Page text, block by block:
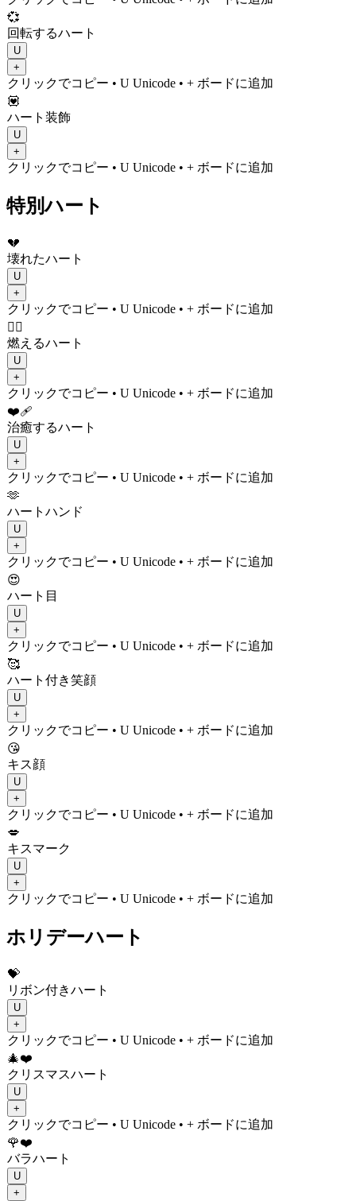
💞
回転するハート
U
+
クリックでコピー • U Unicode • + ボードに追加
💟
ハート装飾
U
+
クリックでコピー • U Unicode • + ボードに追加
特別ハート
💔
壊れたハート
U
+
クリックでコピー • U Unicode • + ボードに追加
❤️‍🔥
燃えるハート
U
+
クリックでコピー • U Unicode • + ボードに追加
❤️‍🩹
治癒するハート
U
+
クリックでコピー • U Unicode • + ボードに追加
🫶
ハートハンド
U
+
クリックでコピー • U Unicode • + ボードに追加
😍
ハート目
U
+
クリックでコピー • U Unicode • + ボードに追加
🥰
ハート付き笑顔
U
+
クリックでコピー • U Unicode • + ボードに追加
😘
キス顔
U
+
クリックでコピー • U Unicode • + ボードに追加
💋
キスマーク
U
+
クリックでコピー • U Unicode • + ボードに追加
ホリデーハート
💝
リボン付きハート
U
+
クリックでコピー • U Unicode • + ボードに追加
🎄❤️
クリスマスハート
U
+
クリックでコピー • U Unicode • + ボードに追加
🌹❤️
バラハート
U
+